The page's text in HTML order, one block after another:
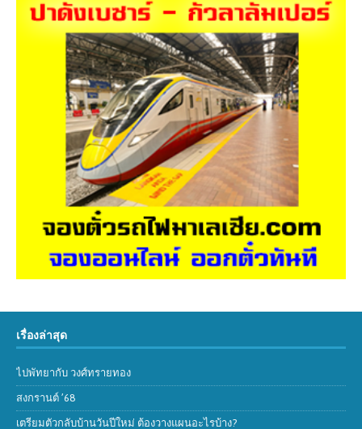
เรื่องล่าสุด
ไปพัทยากับ วงศ์ทรายทอง
สงกรานต์ ’68
เตรียมตัวกลับบ้านวันปีใหม่ ต้องวางแผนอะไรบ้าง?